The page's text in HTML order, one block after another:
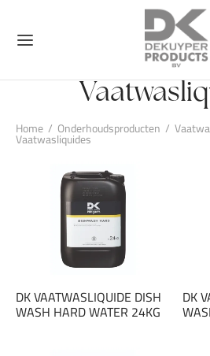
Home / Onderhoudsproducten /
Vaatwasliquides
DK VAATWASLIQUIDE DISH
WASH HARD WATER 24KG
DK